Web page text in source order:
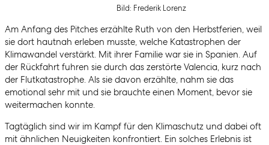
Bild: Frederik Lorenz
Am Anfang des Pitches erzählte Ruth von den Herbstferien, weil
sie dort hautnah erleben musste, welche Katastrophen der
Klimawandel verstärkt. Mit ihrer Familie war sie in Spanien. Auf
der Rückfahrt fuhren sie durch das zerstörte Valencia, kurz nach
der Flutkatastrophe. Als sie davon erzählte, nahm sie das
emotional sehr mit und sie brauchte einen Moment, bevor sie
weitermachen konnte.
Tagtäglich sind wir im Kampf für den Klimaschutz und dabei oft
mit ähnlichen Neuigkeiten konfrontiert. Ein solches Erlebnis ist